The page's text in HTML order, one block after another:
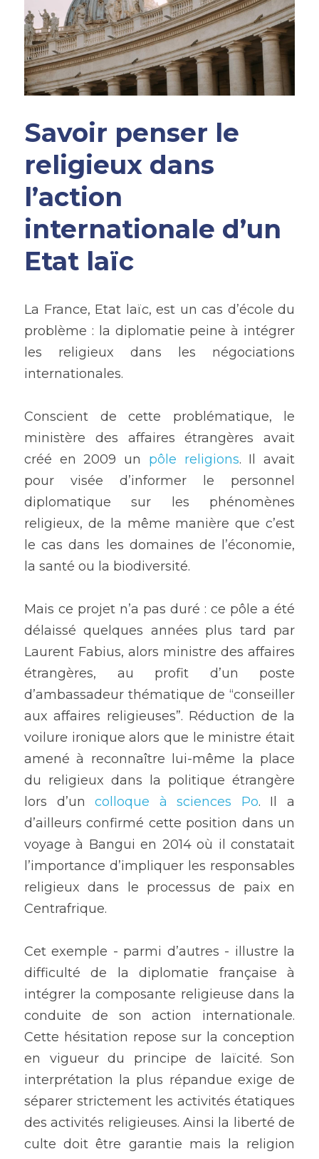
Savoir penser le
religieux dans
l’action
internationale d’un
Etat laïc
La France, Etat laïc, est un cas d’école du
problème : la diplomatie peine à intégrer
les religieux dans les négociations
internationales.
Conscient de cette problématique, le
ministère des affaires étrangères avait
créé en 2009 un pôle religions. Il avait
pour visée d’informer le personnel
diplomatique sur les phénomènes
religieux, de la même manière que c’est
le cas dans les domaines de l’économie,
la santé ou la biodiversité.
Mais ce projet n’a pas duré : ce pôle a été
délaissé quelques années plus tard par
Laurent Fabius, alors ministre des affaires
étrangères, au profit d’un poste
d’ambassadeur thématique de “conseiller
aux affaires religieuses”. Réduction de la
voilure ironique alors que le ministre était
amené à reconnaître lui-même la place
du religieux dans la politique étrangère
lors d’un colloque à sciences Po. Il a
d’ailleurs confirmé cette position dans un
voyage à Bangui en 2014 où il constatait
l’importance d’impliquer les responsables
religieux dans le processus de paix en
Centrafrique.
Cet exemple - parmi d’autres - illustre la
difficulté de la diplomatie française à
intégrer la composante religieuse dans la
conduite de son action internationale.
Cette hésitation repose sur la conception
en vigueur du principe de laïcité. Son
interprétation la plus répandue exige de
séparer strictement les activités étatiques
des activités religieuses. Ainsi la liberté de
culte doit être garantie mais la religion